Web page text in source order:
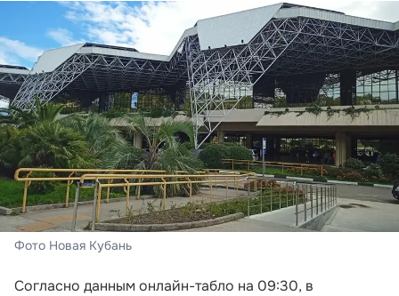
Фото Новая Кубань
Согласно данным онлайн-табло на 09:30, в